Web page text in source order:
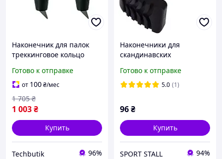
Наконечник для палок
треккинговое кольцо
Gabel BT-7584
Готово к отправке
от 100₴/мес
1 003₴
1 705 ₴
Купить
Techbutik 96%
Наконечники для
скандинавских
черные (5527)
Готово к отправке
5.0 (1)
96₴
Купить
SPORT STALL 94%